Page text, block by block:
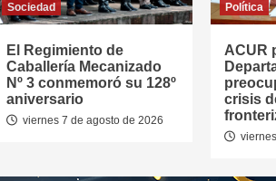
Sociedad
El Regimiento de
Caballería Mecanizado
Nº 3 conmemoró su 128º
aniversario
viernes 7 de agosto de 2026
Política
ACUR
crisis